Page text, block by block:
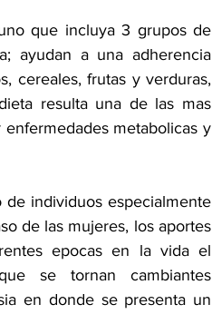
que incluya 3 grupos de
ayudan a una adherencia
cereales, frutas y verduras,
resulta una de las mas
metabolicas y
individuos especialmente
de las mujeres, los aportes
epocas en la vida el
se tornan cambiantes
en donde se presenta un